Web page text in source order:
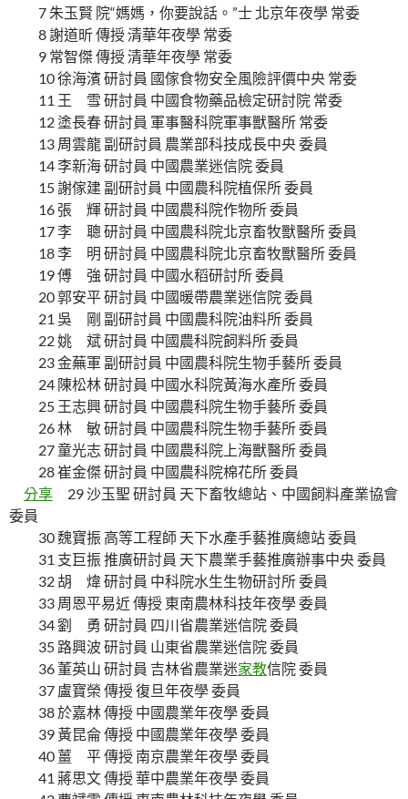
7 朱玉賢 院“媽媽，你要說話。”士 北京年夜學 常委
8 謝道昕 傳授 清華年夜學 常委
9 常智傑 傳授 清華年夜學 常委
10 徐海濱 研討員 國傢食物安全風險評價中央 常委
11 王 雪 研討員 中國食物藥品檢定研討院 常委
12 塗長春 研討員 軍事醫科院軍事獸醫所 常委
13 周雲龍 副研討員 農業部科技成長中央 委員
14 李新海 研討員 中國農業迷信院 委員
15 謝傢建 副研討員 中國農科院植保所 委員
16 張 輝 研討員 中國農科院作物所 委員
17 李 聰 研討員 中國農科院北京畜牧獸醫所 委員
18 李 明 研討員 中國農科院北京畜牧獸醫所 委員
19 傅 強 研討員 中國水稻研討所 委員
20 郭安平 研討員 中國暖帶農業迷信院 委員
21 吳 剛 副研討員 中國農科院油料所 委員
22 姚 斌 研討員 中國農科院飼料所 委員
23 金蕪軍 副研討員 中國農科院生物手藝所 委員
24 陳松林 研討員 中國水科院黃海水產所 委員
25 王志興 研討員 中國農科院生物手藝所 委員
26 林 敏 研討員 中國農科院生物手藝所 委員
27 童光志 研討員 中國農科院上海獸醫所 委員
28 崔金傑 研討員 中國農科院棉花所 委員
分享 29 沙玉聖 研討員 天下畜牧總站、中國飼料產業協會
委員
30 魏寶振 高等工程師 天下水產手藝推廣總站 委員
31 支巨振 推廣研討員 天下農業手藝推廣辦事中央 委員
32 胡 煒 研討員 中科院水生生物研討所 委員
33 周恩平易近 傳授 東南農林科技年夜學 委員
34 劉 勇 研討員 四川省農業迷信院 委員
35 路興波 研討員 山東省農業迷信院 委員
36 董英山 研討員 吉林省農業迷家教信院 委員
37 盧寶榮 傳授 復旦年夜學 委員
38 於嘉林 傳授 中國農業年夜學 委員
39 黃昆侖 傳授 中國農業年夜學 委員
40 薑 平 傳授 南京農業年夜學 委員
41 蔣思文 傳授 華中農業年夜學 委員